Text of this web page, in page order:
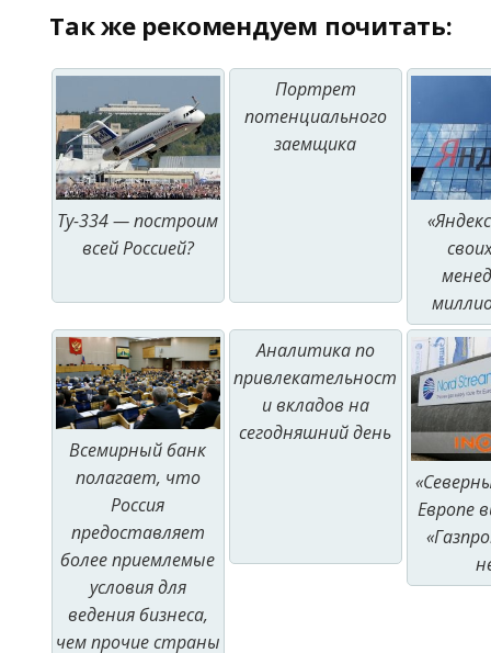
Так же рекомендуем почитать:
Ту-334 — построим
всей Россией?
Портрет
потенциального
заемщика
Всемирный банк
полагает, что
Россия
предоставляет
более приемлемые
условия для
ведения бизнеса,
чем прочие страны
Аналитика по
привлекательност
и вкладов на
сегодняшний день
Европе